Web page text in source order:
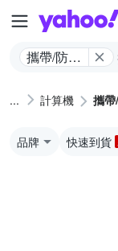
攜帶/防水
計算機 攜
品牌 快速到貨